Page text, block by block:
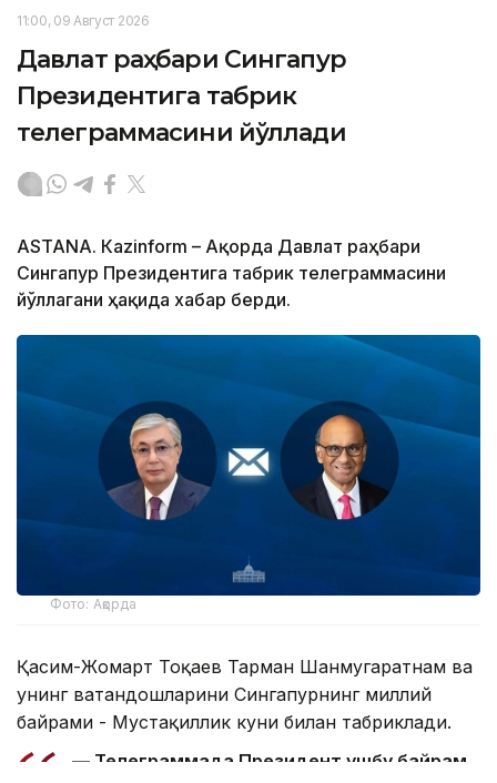
11:00, 09 Август 2026
Давлат раҳбари Сингапур
Президентига табрик
телеграммасини йўллади
ASTANА. Кazinform – Ақорда Давлат раҳбари
Сингапур Президентига табрик телеграммасини
йўллагани ҳақида хабар берди.
Фото: Ақорда
Қасим-Жомарт Тоқаев Тарман Шанмугаратнам ва
унинг ватандошларини Сингапурнинг миллий
байрами - Мустақиллик куни билан табриклади.
— Телеграммада Президент ушбу байрам